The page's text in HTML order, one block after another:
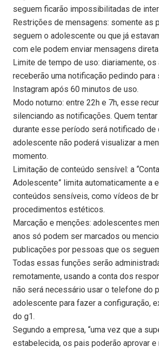
seguem ficarão impossibilitadas de
Restrições de mensagens: somente as
seguem o adolescente ou que já
com ele podem enviar mensagens
Limite de tempo de uso: diariamente,
receberão uma notificação pedindo para
Instagram após 60 minutos de uso.
Modo noturno: entre 22h e 7h, esse
silenciando as notificações. Quem
durante esse período será notificado de
adolescente não poderá visualizar a
momento.
Limitação de conteúdo sensível: a
Adolescente” limita automaticamente a
conteúdos sensíveis, como vídeos de
procedimentos estéticos.
Marcação e menções: adolescentes
anos só podem ser marcados ou
publicações por pessoas que os
Todas essas funções serão
remotamente, usando a conta dos
não será necessário usar o telefone do
adolescente para fazer a configuração,
do g1.
Segundo a empresa, “uma vez que a
estabelecida, os pais poderão aprovar e